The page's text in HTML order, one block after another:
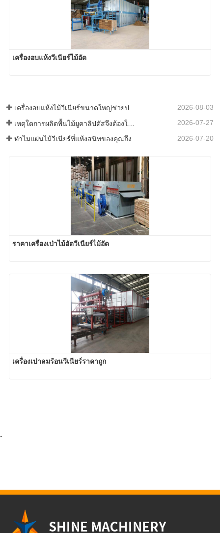
เครื่องอบแห้งวีเนียร์ไม้อัด
เครื่องอบแห้งไม้วีเนียร์ขนาดใหญ่ช่วยประหยัดเงินได้จริงหรือ? 2026-08-03
2026-07-27
2026-07-20
ราคาเครื่องเป่าไม้อัดวีเนียร์ไม้อัด
เครื่องเป่าลมร้อนวีเนียร์ราคาถูก
-